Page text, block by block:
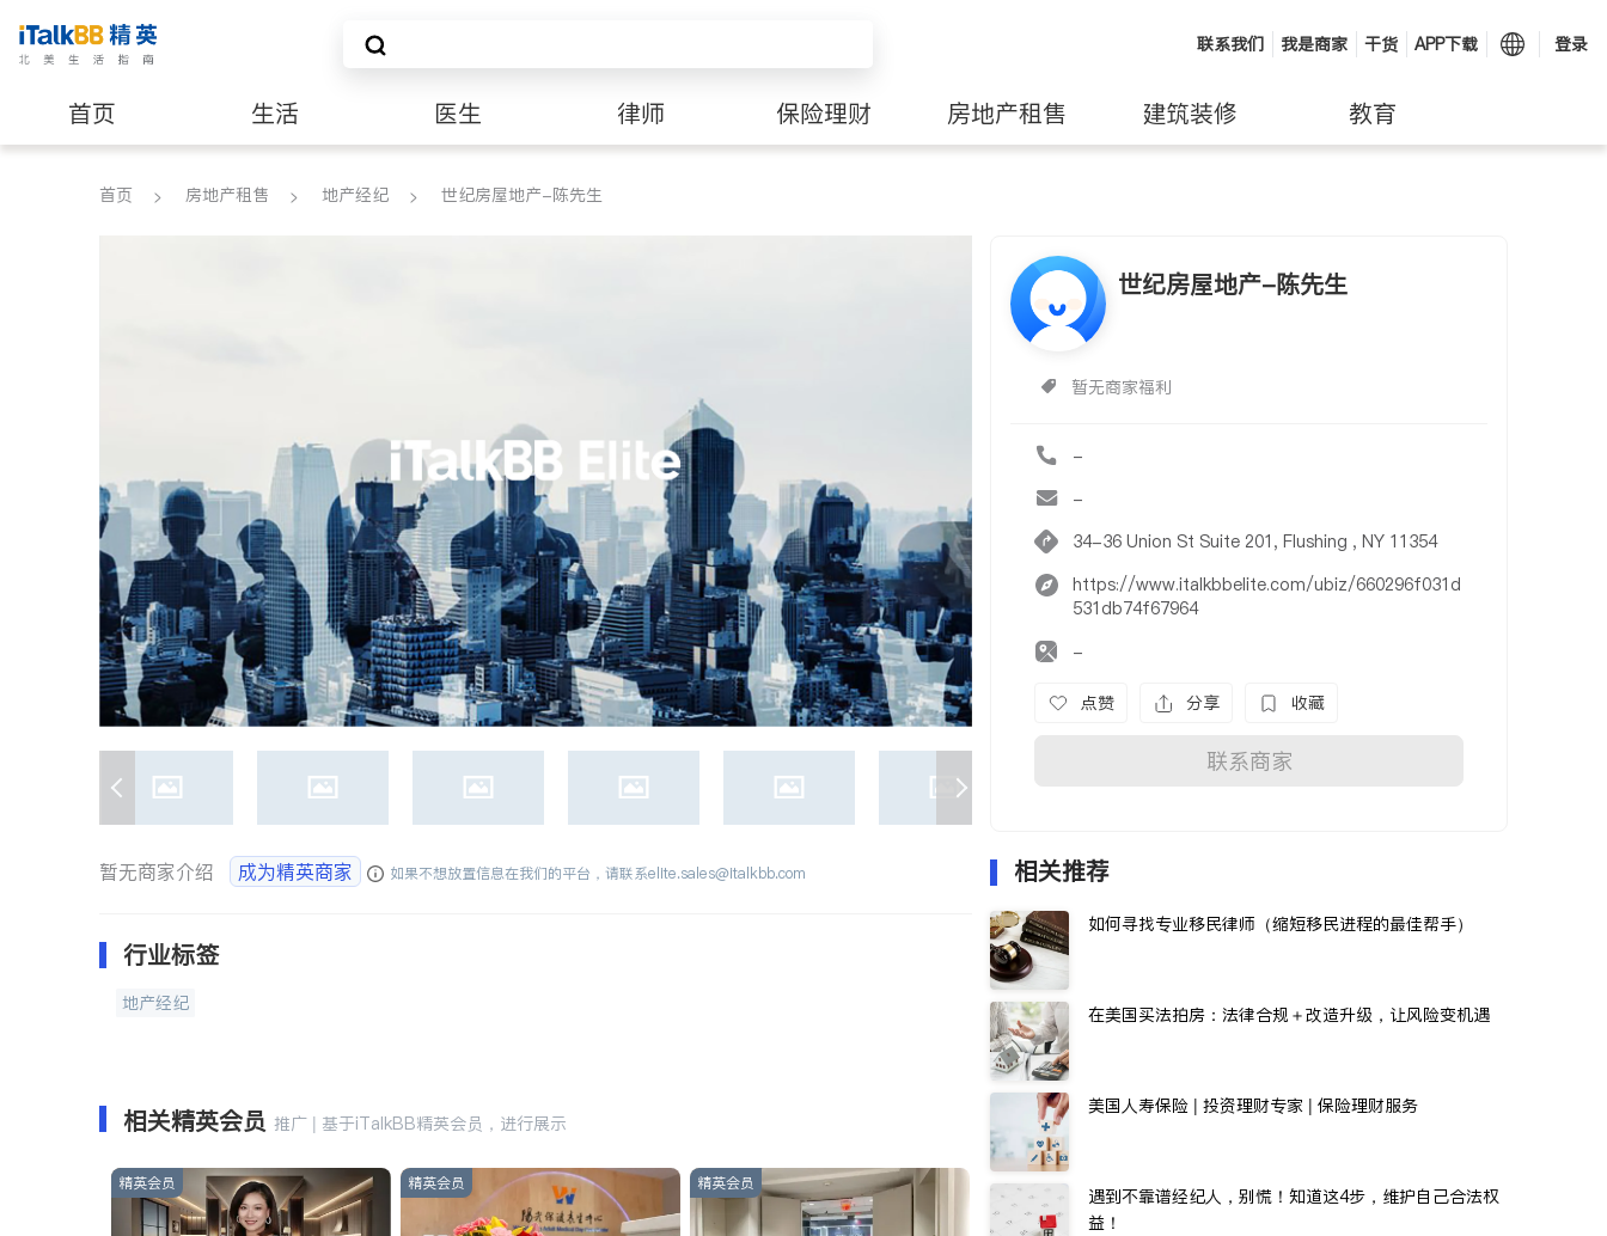
联系我们 我是商家 干货 APP下载 登录
首页 生活 医生 律师 保险理财 房地产租售 建筑装修 教育
养老 非盈利组织
首页 房地产租售 地产经纪 世纪房屋地产-陈先生
世纪房屋地产-陈先生
暂无商家福利
-
-
34-36 Union St Suite 201, Flushing , NY 11354
https://www.italkbbelite.com/ubiz/660296f031d
531db74f67964
-
点赞 分享 收藏
联系商家
暂无商家介绍 成为精英商家 如果不想放置信息在我们的平台，请联系elite.sales@italkbb.com
行业标签
地产经纪
相关精英会员 推广 | 基于iTalkBB精英会员，进行展示
精英会员 精英会员 精英会员
相关推荐
如何寻找专业移民律师（缩短移民进程的最佳帮手）
在美国买法拍房：法律合规＋改造升级，让风险变机遇
美国人寿保险 | 投资理财专家 | 保险理财服务
遇到不靠谱经纪人，别慌！知道这4步，维护自己合法权
益！